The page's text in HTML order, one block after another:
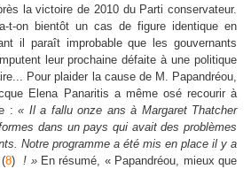
la victoire de 2010 du Parti conservateur.
t-on bientôt un cas de figure identique en
il paraît improbable que les gouvernants
leur prochaine défaite à une politique
Pour plaider la cause de M. Papandréou,
Elena Panaritis a même osé recourir à
: « Il a fallu onze ans à Margaret Thatcher
dans un pays qui avait des problèmes
Notre programme a été mis en place il y a
(8) ! »En résumé, « Papandréou, mieux que